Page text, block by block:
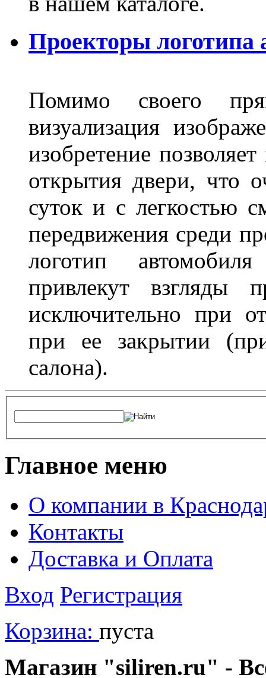
Проекторы логотипа
Помимо своего
визуализация
изобретение
открытия двери, что
суток и с легкостью
передвижения среди
логотип
привлекут взгляды
исключительно при
при ее закрытии
салона).
Главное меню
О компании в
Контакты
Доставка и Оплата
Вход Регистрация
Корзина: пуста
Магазин "siliren.ru" -